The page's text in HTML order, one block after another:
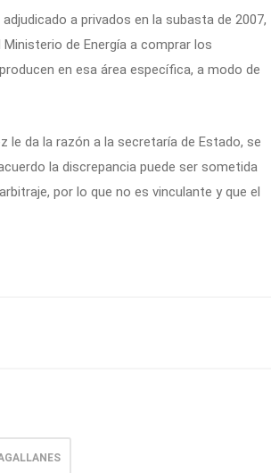
a privados en la subasta de 2007,
de Energía a comprar los
en esa área específica, a modo de
le da la razón a la secretaría de Estado, se
la discrepancia puede ser sometida
por lo que no es vinculante y que el